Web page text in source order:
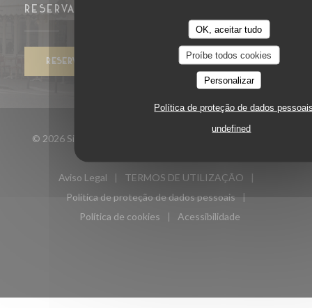
OK, aceitar tudo
Proíbe todos cookies
Personalizar
Política de proteção de dados
undefined
RESERVA
RESERVAR UMA MESA
© 2026 Sir Winston — Website do restaurante criado por
Aviso Legal
((abre numa nova janela))
TERMOS DE UTILIZAÇÃO
((abre numa nova janela))
Política de proteção de dados pessoais
((abre numa nova janela))
Política de cookies
((abre numa nova janela))
Acessibilidade